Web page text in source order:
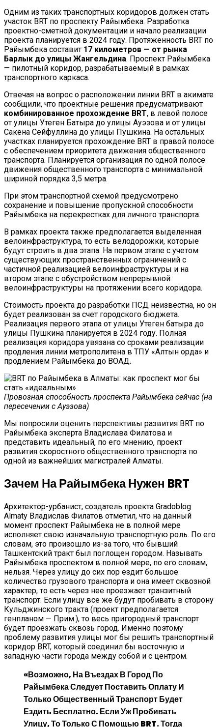
Одним из таких транспортных коридоров должен стать
участок BRT по проспекту Райымбека. Разработка
проектно-сметной документации и начало реализации
проекта планируется в 2024 году. Протяженность BRT по
Райымбека составит 17 километров — от рынка
Барлык до улицы Жангельдина. Проспект Райымбека
— пилотный коридор, разрабатываемый в рамках
транспортного каркаса.
Отвечая на вопрос о расположении линии BRT в акимате
сообщили, что проектные решения предусматривают
комбинированное прохождение BRT, в левой полосе
от улицы Утеген Батыра до улицы Ауэзова и от улицы
Сакена Сейфуллина до улицы Пушкина. На остальных
участках планируется прохождение BRT в правой полосе
с обеспечением приоритета движения общественного
транспорта. Планируется организация по одной полосе
движения общественного транспорта с минимальной
шириной порядка 3,5 метра.
При этом транспортной схемой предусмотрено
сохранение и повышение пропускной способности
Райымбека на перекрестках для личного транспорта.
В рамках проекта также предполагается выделенная
велоинфраструктура, то есть велодорожки, которые
будут строить в два этапа. На первом этапе с учетом
существующих пространственных ограничений с
частичной реализацией велоинфраструктуры и на
втором этапе с обустройством непрерывной
велоинфраструктуры на протяжении всего коридора.
Стоимость проекта до разработки ПСД неизвестна, но он
будет реализован за счет городского бюджета.
Реализация первого этапа от улицы Утеген батыра до
улицы Пушкина планируется в 2024 году. Полная
реализация коридора увязана со сроками реализации
продления линии метрополитена в ТПУ «Алтын орда» и
продлением Райымбека до ВОАД.
Провозная способность проспекта Райымбека сейчас (на
пересечении с Ауэзова)
Мы попросили оценить перспективы развития BRT по
Райымбека эксперта Владислава Филатова и
представить идеальный, по его мнению, проект
развития скоростного общественного транспорта по
одной из важнейших магистралей Алматы.
Зачем На Райымбека Нужен BRT
Архитектор-урбанист, создатель проекта Gradoblog
Almaty Владислав Филатов отметил, что на данный
момент проспект Райымбека не в полной мере
исполняет свою изначальную транспортную роль. По его
словам, это произошло из-за того, что бывший
Ташкентский тракт был поглощен городом. Называть
Райымбека проспектом в полной мере, по его словам,
нельзя. Через улицу до сих пор ездит большое
количество грузового транспорта и она имеет сквозной
характер, то есть через нее проезжает транзитный
транспорт. Если улицу все же будут пробивать в сторону
Кульджинского тракта (проект предполагается
генпланом — Прим.), то весь пригородный транспорт
будет проезжать сквозь город. Именно поэтому
проблему развития улицы мог бы решить транспортный
коридор BRT, который соединил бы восточную и
западную части города между собой и с центром.
«Возможно, На Въездах В Город По
Райымбека Следует Поставить Оплату И
Только Общественный Транспорт Будет
Ездить Бесплатно. Если Уж Пробивать
Улицу, То Только С Помощью BRT. Тогда